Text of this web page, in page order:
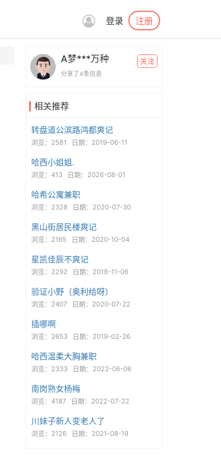
登录 注册
A梦***万种
分享了4条信息
关注
相关推荐
转盘道公滨路鸿都爽记
浏览：2581 日期：2019-06-11
哈西小姐姐.
浏览：413 日期：2026-08-01
哈希公寓兼职
浏览：2328 日期：2020-07-30
黑山街居民楼爽记
浏览：2165 日期：2020-10-04
星凯佳辰不爽记
浏览：2292 日期：2018-11-06
验证小野（奥利给呀）
浏览：2407 日期：2020-07-22
插哪啊
浏览：2653 日期：2019-02-26
哈西温柔大胸兼职
浏览：2333 日期：2022-06-06
南岗熟女杨梅
浏览：4187 日期：2022-07-22
川妹子新人变老人了
浏览：2126 日期：2021-08-19